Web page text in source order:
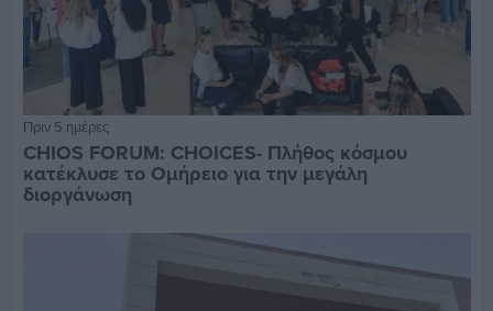
Πριν 5 ημέρες
CHIOS FORUM: CHOICES- Πλήθος κόσμου
κατέκλυσε το Ομήρειο για την μεγάλη
διοργάνωση